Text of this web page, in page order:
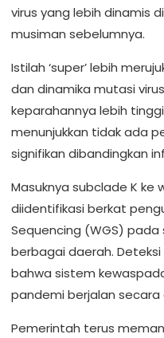
virus yang lebih dinamis
musiman sebelumnya.
Istilah ‘super’lebih
dan dinamika mutasi
keparahannya lebih tinggi
menunjukkan tidakada
signifikan dibandingkan
Masuknya subclade K ke
diidentifikasi berkat
Sequencing (WGS) pada
berbagai daerah. Deteksi
bahwa sistem
pandemi berjalan secara
Pemerintah terus